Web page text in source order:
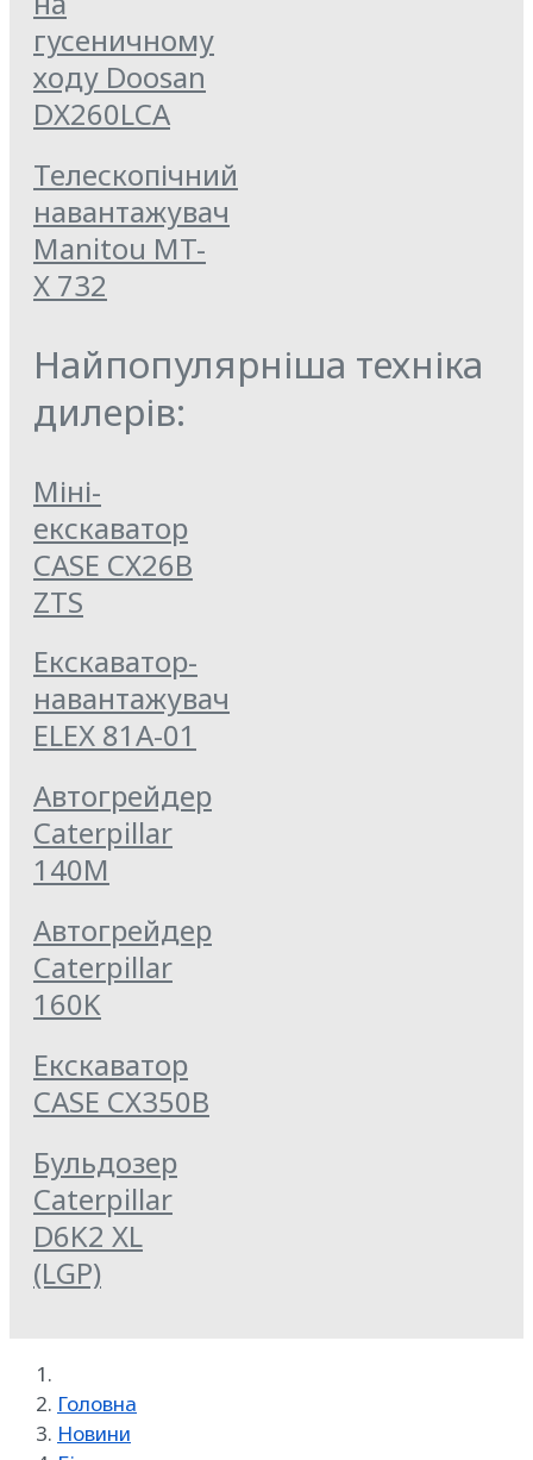
гусеничному
ходу Doosan
DX260LCA
Телескопічний
навантажувач
Manitou MT-
X 732
Найпопулярніша техніка
дилерів:
Міні-
екскаватор
CASE CX26B
ZTS
Екскаватор-
навантажувач
ELEX 81А-01
Автогрейдер
Caterpillar
140M
Автогрейдер
Caterpillar
160K
Екскаватор
CASE CX350B
Бульдозер
Caterpillar
D6K2 XL
(LGP)
Головна
Новини